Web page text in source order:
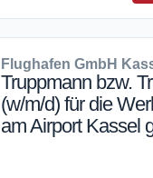
Flughafen GmbH
Truppmann bzw.
(w/m/d) für die
am Airport Kassel